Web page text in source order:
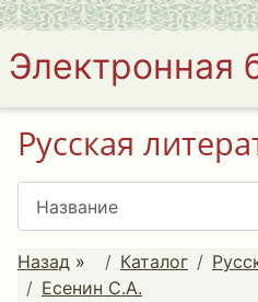
Русская
Назад » Каталог
Есенин С.А.